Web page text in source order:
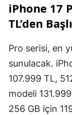
iPhone 17
TL’den
Pro serisi, en
sunulacak.
107.999 TL,
modeli
256 GB için